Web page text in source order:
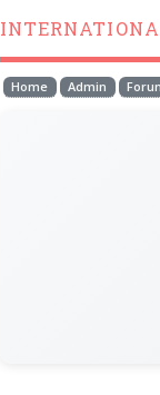
Home Admin